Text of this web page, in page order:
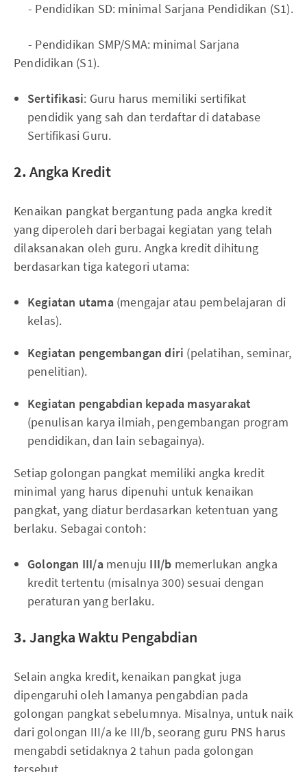
- Pendidikan SD: minimal Sarjana Pendidikan (S1).
- Pendidikan SMP/SMA: minimal Sarjana
Pendidikan (S1).
Sertifikasi: Guru harus memiliki sertifikat
pendidik yang sah dan terdaftar di database
Sertifikasi Guru.
2.Angka Kredit
Kenaikan pangkat bergantung pada angka kredit
yang diperoleh dari berbagai kegiatan yang telah
dilaksanakan oleh guru. Angka kredit dihitung
berdasarkan tiga kategori utama:
Kegiatan utama (mengajar atau pembelajaran di
kelas).
Kegiatan pengembangan diri (pelatihan, seminar,
penelitian).
Kegiatan pengabdian kepada masyarakat
(penulisan karya ilmiah, pengembangan program
pendidikan, dan lain sebagainya).
Setiap golongan pangkat memiliki angka kredit
minimal yang harus dipenuhi untuk kenaikan
pangkat, yang diatur berdasarkan ketentuan yang
berlaku. Sebagai contoh:
Golongan III/a menuju III/b memerlukan angka
kredit tertentu (misalnya 300) sesuai dengan
peraturan yang berlaku.
3.Jangka Waktu Pengabdian
Selain angka kredit, kenaikan pangkat juga
dipengaruhi oleh lamanya pengabdian pada
golongan pangkat sebelumnya. Misalnya, untuk naik
dari golongan III/a ke III/b, seorang guru PNS harus
mengabdi setidaknya 2 tahun pada golongan
tersebut.